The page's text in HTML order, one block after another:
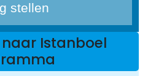
stellen
Istanboel